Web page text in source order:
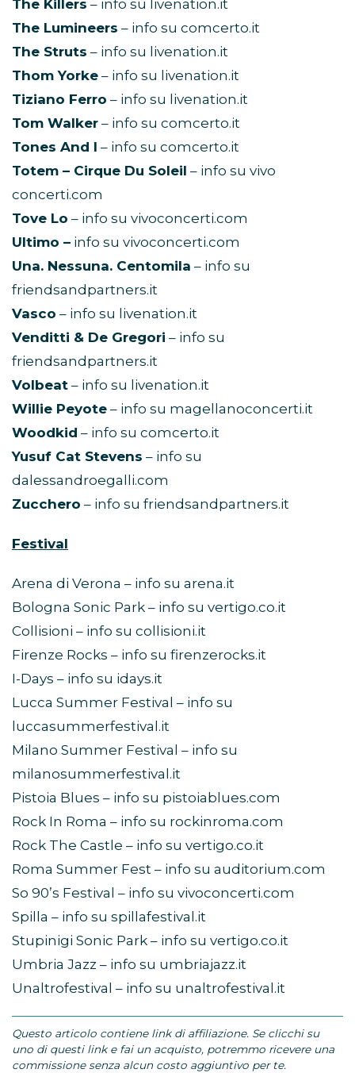
The Killers – info su livenation.it
The Lumineers – info su comcerto.it
The Struts – info su livenation.it
Thom Yorke – info su livenation.it
Tiziano Ferro – info su livenation.it
Tom Walker – info su comcerto.it
Tones And I – info su comcerto.it
Totem – Cirque Du Soleil – info su vivo
concerti.com
Tove Lo – info su vivoconcerti.com
Ultimo – info su vivoconcerti.com
Una. Nessuna. Centomila – info su
friendsandpartners.it
Vasco – info su livenation.it
Venditti & De Gregori – info su
friendsandpartners.it
Volbeat – info su livenation.it
Willie Peyote – info su magellanoconcerti.it
Woodkid – info su comcerto.it
Yusuf Cat Stevens – info su
dalessandroegalli.com
Zucchero – info su friendsandpartners.it
Festival
Arena di Verona – info su arena.it
Bologna Sonic Park – info su vertigo.co.it
Collisioni – info su collisioni.it
Firenze Rocks – info su firenzerocks.it
I-Days – info su idays.it
Lucca Summer Festival – info su
luccasummerfestival.it
Milano Summer Festival – info su
milanosummerfestival.it
Pistoia Blues – info su pistoiablues.com
Rock In Roma – info su rockinroma.com
Rock The Castle – info su vertigo.co.it
Roma Summer Fest – info su auditorium.com
So 90’s Festival – info su vivoconcerti.com
Spilla – info su spillafestival.it
Stupinigi Sonic Park – info su vertigo.co.it
Umbria Jazz – info su umbriajazz.it
Unaltrofestival – info su unaltrofestival.it
Questo articolo contiene link di affiliazione. Se clicchi su
uno di questi link e fai un acquisto, potremmo ricevere una
commissione senza alcun costo aggiuntivo per te.